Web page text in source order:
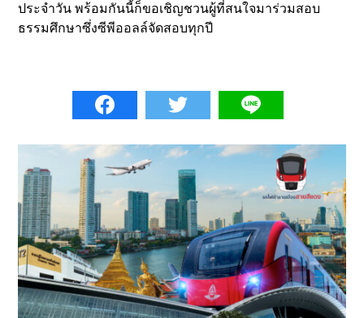
ประจำวัน พร้อมกันนี้ก็ขอเชิญชวนผู้ที่สนใจมาร่วมสอบ
ธรรมศึกษาซึ่งซีพีออลล์จัดสอบทุกปี